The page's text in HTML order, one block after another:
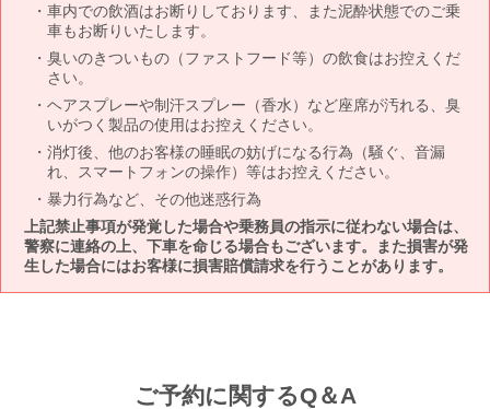
車内での飲酒はお断りしております、また泥酔状態でのご乗
車もお断りいたします。
臭いのきついもの（ファストフード等）の飲食はお控えくだ
さい。
ヘアスプレーや制汗スプレー（香水）など座席が汚れる、臭
いがつく製品の使用はお控えください。
消灯後、他のお客様の睡眠の妨げになる行為（騒ぐ、音漏
れ、スマートフォンの操作）等はお控えください。
暴力行為など、その他迷惑行為
上記禁止事項が発覚した場合や乗務員の指示に従わない場合は、
警察に連絡の上、下車を命じる場合もございます。また損害が発
生した場合にはお客様に損害賠償請求を行うことがあります。
ご予約に関するQ＆A